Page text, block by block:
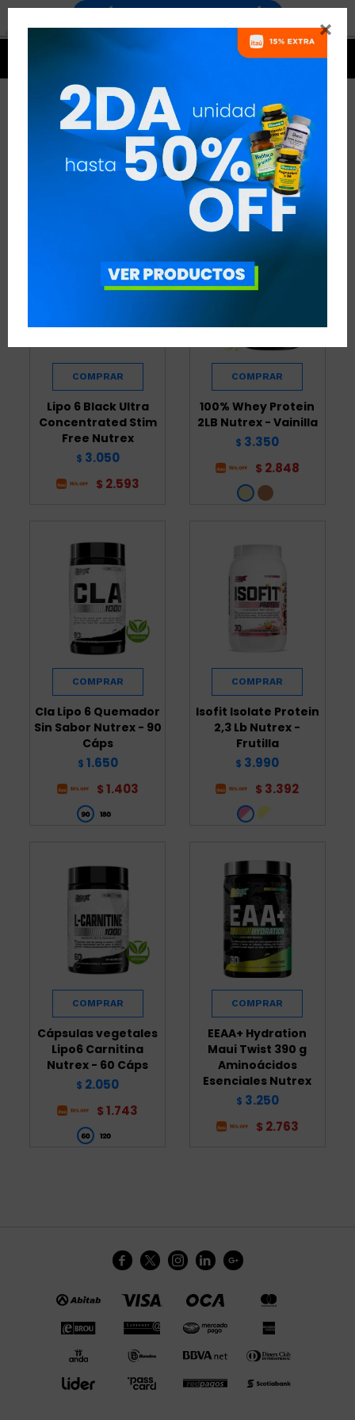

PRODUCTOS NUTREX
RECOMENDADOS
Lipo 6 Black Ultra
Concentrated Stim
Free Nutrex
$ 3.050
$ 2.593
100% Whey Protein
2LB Nutrex - Vainilla
$ 3.350
$ 2.848
Cla Lipo 6 Quemador
Sin Sabor Nutrex - 90
Cáps
$ 1.650
$ 1.403
Isofit Isolate Protein
2,3 Lb Nutrex -
Frutilla
$ 3.990
$ 3.392
Cápsulas vegetales
Lipo6 Carnitina
Nutrex - 60 Cáps
$ 2.050
$ 1.743
EEAA+ Hydration
Maui Twist 390 g
Aminoácidos
Esenciales Nutrex
$ 3.250
$ 2.763
    